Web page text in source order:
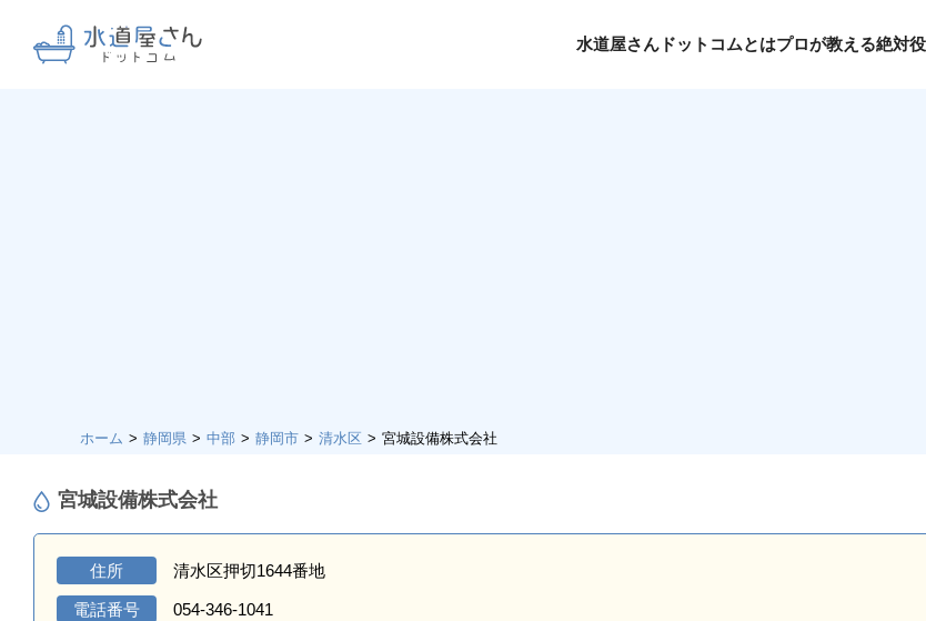
水道屋さんドットコムとはプロが教える絶対
ホーム 静岡県 中部 静岡市 清水区 宮城設備株式会社
宮城設備株式会社
住所 清水区押切1644番地
電話番号 054-346-1041